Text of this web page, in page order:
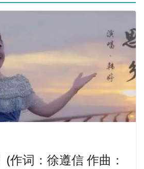
(作词：徐遵信 作曲：